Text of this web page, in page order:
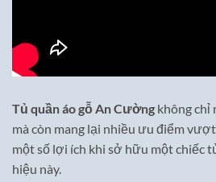
Tủ quần áo gỗ An Cường không chỉ
mà còn mang lại nhiều ưu điểm
một số lợi ích khi sở hữu một chiếc
hiệu này.